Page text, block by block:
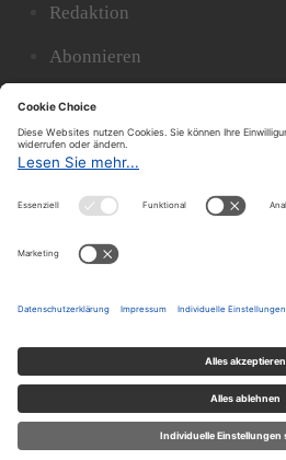
Redaktion
Abonnieren
Archiv
Der A&W-Blog
DerA&W-Blogergänzt Online-
bedeutendsten politischen Blogs